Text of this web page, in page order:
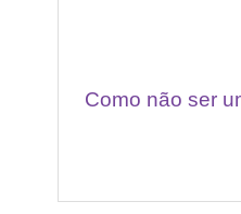
Como não ser